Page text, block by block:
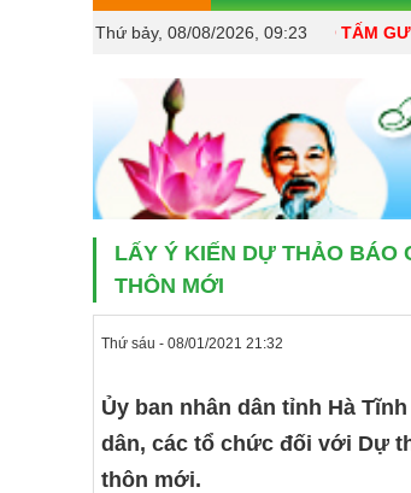
Thứ bảy, 08/08/2026, 09:23
ĐỀ HỌC TẬP VÀ LÀM THEO TẤM GƯƠNG
LẤY Ý KIẾN DỰ THẢO BÁO
THÔN MỚI
Thứ sáu - 08/01/2021 21:32
Ủy ban nhân dân tỉnh Hà
dân, các tổ chức đối với Dự
thôn mới.